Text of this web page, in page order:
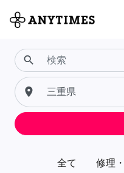
全て 修理
search
place